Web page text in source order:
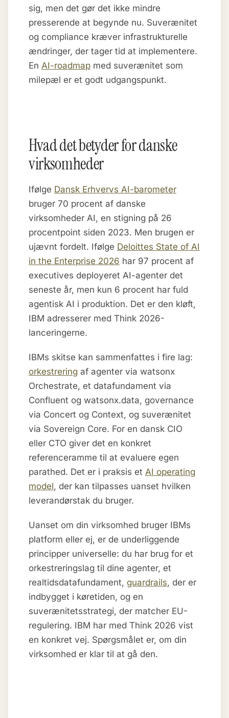
sig, men det gør det ikke mindre
presserende at begynde nu. Suverænitet
og compliance kræver infrastrukturelle
ændringer, der tager tid at implementere.
En AI-roadmap med suverænitet som
milepæl er et godt udgangspunkt.
Hvad det betyder for danske
virksomheder
Ifølge Dansk Erhvervs AI-barometer
bruger 70 procent af danske
virksomheder AI, en stigning på 26
procentpoint siden 2023. Men brugen er
ujævnt fordelt. Ifølge Deloittes State of AI
in the Enterprise 2026 har 97 procent af
executives deployeret AI-agenter det
seneste år, men kun 6 procent har fuld
agentisk AI i produktion. Det er den kløft,
IBM adresserer med Think 2026-
lanceringerne.
IBMs skitse kan sammenfattes i fire lag:
orkestrering af agenter via watsonx
Orchestrate, et datafundament via
Confluent og watsonx.data, governance
via Concert og Context, og suverænitet
via Sovereign Core. For en dansk CIO
eller CTO giver det en konkret
referenceramme til at evaluere egen
parathed. Det er i praksis et AI operating
model, der kan tilpasses uanset hvilken
leverandørstak du bruger.
Uanset om din virksomhed bruger IBMs
platform eller ej, er de underliggende
principper universelle: du har brug for et
orkestreringslag til dine agenter, et
realtidsdatafundament, guardrails, der er
indbygget i køretiden, og en
suverænitetsstrategi, der matcher EU-
regulering. IBM har med Think 2026 vist
en konkret vej. Spørgsmålet er, om din
virksomhed er klar til at gå den.